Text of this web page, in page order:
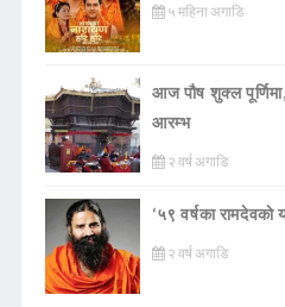
५ महिना अगाडि
आज पौष शुक्ल
आरम्भ
२ वर्ष अगाडि
‘५९ वर्षका रामदेवकाे
२ वर्ष अगाडि